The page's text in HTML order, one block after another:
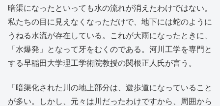
暗渠になったといっても水の流れが消えたわけではない。
私たちの目に見えなくなっただけで、地下には蛇のように
うねる水流が存在している。これが大雨になったときに、
「水爆発」となって牙をむくのである。河川工学を専門と
する早稲田大学理工学術院教授の関根正人氏が言う。
「暗渠化された川の地上部分は、遊歩道になっていること
が多い。しかし、元々は川だったわけですから、周囲から